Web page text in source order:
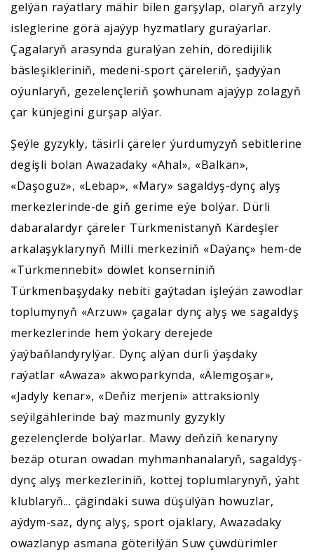
gelýän raýatlary mähir bilen garşylap, olaryň arzyly
isleglerine görä ajaýyp hyzmatlary guraýarlar.
Çagalaryň arasynda guralýan zehin, döredijilik
bäsleşikleriniň, medeni-sport çäreleriň, şadyýan
oýunlaryň, gezelençleriň şowhunam ajaýyp zolagyň
çar künjegini gurşap alýar.
Şeýle gyzykly, täsirli çäreler ýurdumyzyň sebitlerine
degişli bolan Awazadaky «Ahal», «Balkan»,
«Daşoguz», «Lebap», «Mary» sagaldyş-dynç alyş
merkezlerinde-de giň gerime eýe bolýar. Dürli
dabaralardyr çäreler Türkmenistanyň Kärdeşler
arkalaşyklarynyň Milli merkeziniň «Daýanç» hem-de
«Türkmennebit» döwlet konserniniň
Türkmenbaşydaky nebiti gaýtadan işleýän zawodlar
toplumynyň «Arzuw» çagalar dynç alyş we sagaldyş
merkezlerinde hem ýokary derejede
ýaýbaňlandyrylýar. Dynç alýan dürli ýaşdaky
raýatlar «Awaza» akwoparkynda, «Älemgoşar»,
«Jadyly kenar», «Deňiz merjeni» attraksionly
seýilgählerinde baý mazmunly gyzykly
gezelençlerde bolýarlar. Mawy deňziň kenaryny
bezäp oturan owadan myhmanhanalaryň, sagaldyş-
dynç alyş merkezleriniň, kottej toplumlarynyň, ýaht
klublaryň... çägindäki suwa düşülýän howuzlar,
aýdym-saz, dynç alyş, sport ojaklary, Awazadaky
owazlanyp asmana göterilýän Suw çüwdürimler